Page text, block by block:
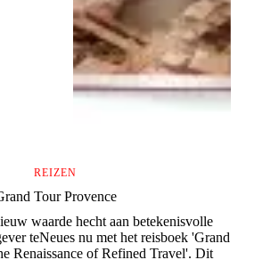
REIZEN
Tour Provence
waarde hecht aan betekenisvolle
teNeues nu met het reisboek 'Grand
Renaissance of Refined Travel'. Dit